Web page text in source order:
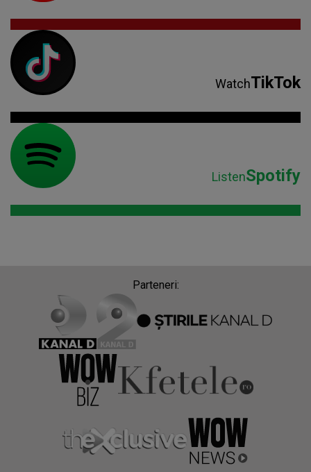
WatchTikTok
ListenSpotify
Parteneri: